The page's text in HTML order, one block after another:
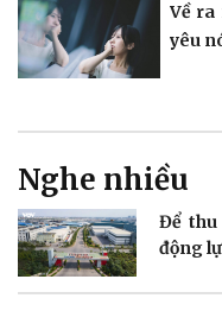
Thể thao
Bóng đá
Thế giới thể thao
Hậu trường
Về ra
yêu
Nghe nhiều
Để
động